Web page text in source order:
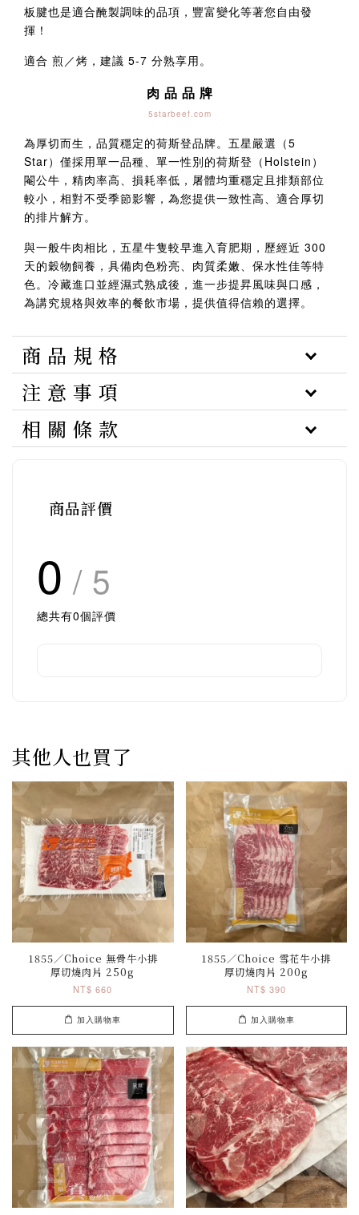
板腱也是適合醃製調味的品項，豐富變化等著您自由發
揮！
適合 煎／烤，建議 5-7 分熟享用。
肉 品 品 牌
5starbeef.com
為厚切而生，品質穩定的荷斯登品牌。五星嚴選（5
Star）僅採用單一品種、單一性別的荷斯登（Holstein）
閹公牛，精肉率高、損耗率低，屠體均重穩定且排類部位
較小，相對不受季節影響，為您提供一致性高、適合厚切
的排片解方。
與一般牛肉相比，五星牛隻較早進入育肥期，歷經近 300
天的穀物飼養，具備肉色粉亮、肉質柔嫩、保水性佳等特
色。冷藏進口並經濕式熟成後，進一步提昇風味與口感，
為講究規格與效率的餐飲市場，提供值得信賴的選擇。
商 品 規 格
注 意 事 項
相 關 條 款
商品評價
0 / 5
總共有0個評價
其他人也買了
1855／Choice 無骨牛小排
厚切燒肉片 250g
NT$ 660
加入購物車
1855／Choice 雪花牛小排
厚切燒肉片 200g
NT$ 390
加入購物車